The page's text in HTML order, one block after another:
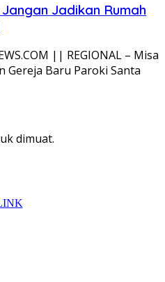
Jadikan Rumah
|| REGIONAL – Misa
Gereja Baru Paroki Santa
dimuat.